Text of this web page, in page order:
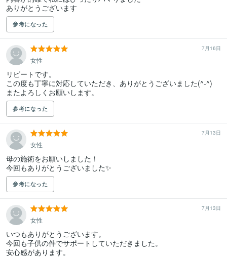
ありがとうございます
参考になった
7月16日
女性
リピートです。
この度も丁寧に対応していただき、ありがとうございました(^-^)
またよろしくお願いします。
参考になった
7月13日
女性
母の施術をお願いしました！
今回もありがとうございました✨
参考になった
7月13日
女性
いつもありがとうございます。
今回も子供の件でサポートしていただきました。
安心感があります。